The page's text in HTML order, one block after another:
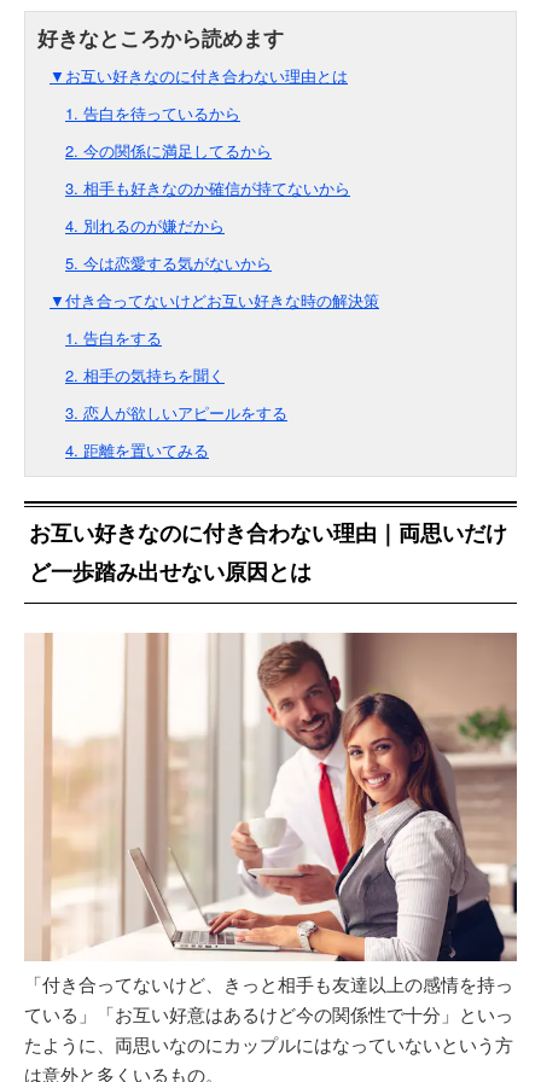
▼お互い好きなのに付き合わない理由とは
1. 告白を待っているから
2. 今の関係に満足してるから
3. 相手も好きなのか確信が持てないから
4. 別れるのが嫌だから
5. 今は恋愛する気がないから
▼付き合ってないけどお互い好きな時の解決策
1. 告白をする
2. 相手の気持ちを聞く
3. 恋人が欲しいアピールをする
4. 距離を置いてみる
お互い好きなのに付き合わない理由｜両思いだけ
ど一歩踏み出せない原因とは
「付き合ってないけど、きっと相手も友達以上の感情を持っ
ている」「お互い好意はあるけど今の関係性で十分」といっ
たように、両思いなのにカップルにはなっていないという方
は意外と多くいるもの。